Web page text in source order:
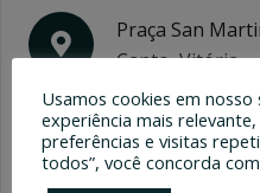
Praça San
Canto, Vitória –
Prefere contato
Ligue agora para:
Usamos cookies em
experiência mais
preferências e visitas
todos”, você concorda